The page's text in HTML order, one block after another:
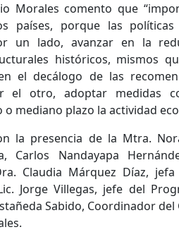
Morales comento que
países, porque las
un lado, avanzar en la
históricos, mismos
el decálogo de las
el otro, adoptar medidas
mediano plazo la actividad
la presencia de la Mtra.
Carlos Nandayapa
Claudia Márquez Díaz,
Jorge Villegas, jefe del
Sabido, Coordinador